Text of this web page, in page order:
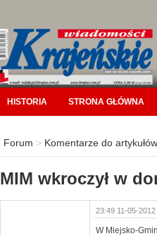
HISTORIA STRONA GŁÓWNA
Forum > Komentarze do artykułów
MIM wkroczył w
23:49 11-05-2012
W Miejsko-